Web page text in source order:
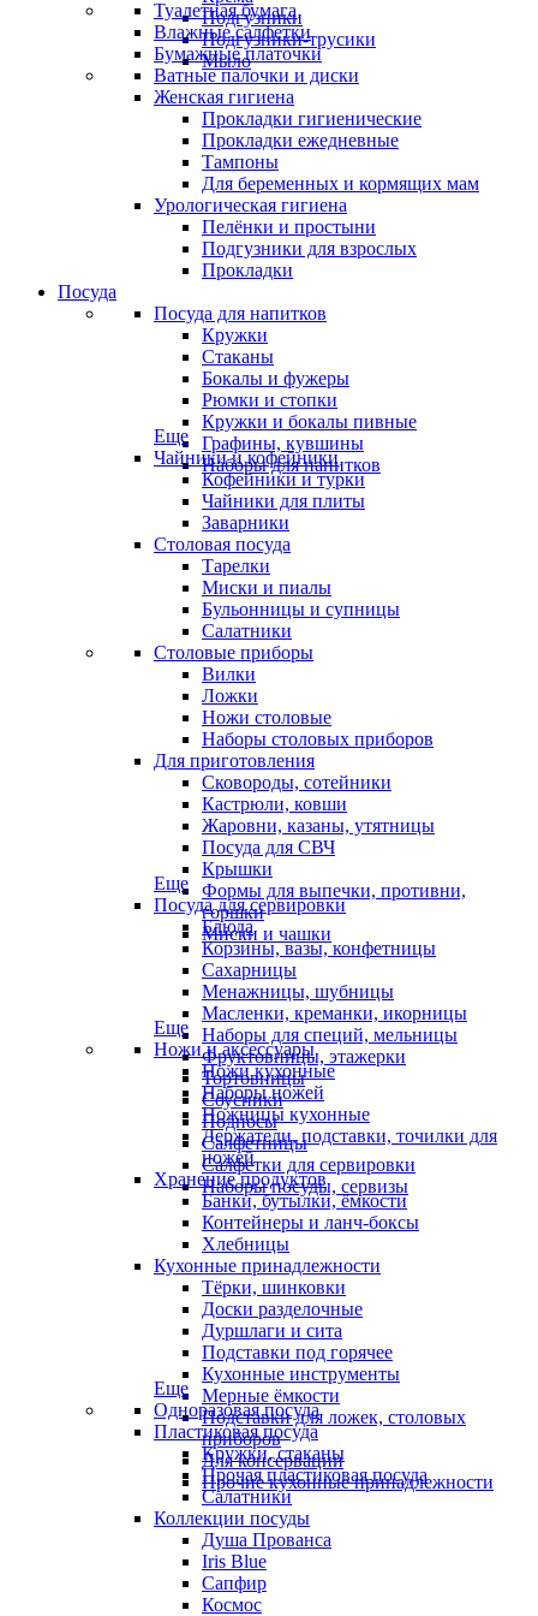
Подгузники
Подгузники-трусики
Мыло
Туалетная бумага
Влажные салфетки
Бумажные платочки
Ватные палочки и диски
Женская гигиена
Прокладки гигиенические
Прокладки ежедневные
Тампоны
Для беременных и кормящих мам
Урологическая гигиена
Пелёнки и простыни
Подгузники для взрослых
Прокладки
Посуда
Посуда для напитков
Кружки
Стаканы
Бокалы и фужеры
Рюмки и стопки
Кружки и бокалы пивные
Графины, кувшины
Наборы для напитков
Еще
Чайники и кофейники
Кофейники и турки
Чайники для плиты
Заварники
Столовая посуда
Тарелки
Миски и пиалы
Бульонницы и супницы
Салатники
Столовые приборы
Вилки
Ложки
Ножи столовые
Наборы столовых приборов
Для приготовления
Сковороды, сотейники
Кастрюли, ковши
Жаровни, казаны, утятницы
Посуда для СВЧ
Крышки
Формы для выпечки, противни,
горшки
Миски и чашки
Еще
Посуда для сервировки
Блюда
Корзины, вазы, конфетницы
Сахарницы
Менажницы, шубницы
Масленки, креманки, икорницы
Наборы для специй, мельницы
Фруктовницы, этажерки
Тортовницы
Соусники
Подносы
Салфетницы
Салфетки для сервировки
Наборы посуды, сервизы
Еще
Ножи и аксессуары
Ножи кухонные
Наборы ножей
Ножницы кухонные
Держатели, подставки, точилки для
ножей
Хранение продуктов
Банки, бутылки, ёмкости
Контейнеры и ланч-боксы
Хлебницы
Кухонные принадлежности
Тёрки, шинковки
Доски разделочные
Дуршлаги и сита
Подставки под горячее
Кухонные инструменты
Мерные ёмкости
Подставки для ложек, столовых
приборов
Для консервации
Прочие кухонные принадлежности
Еще
Одноразовая посуда
Пластиковая посуда
Кружки, стаканы
Прочая пластиковая посуда
Салатники
Коллекции посуды
Душа Прованса
Iris Blue
Сапфир
Космос